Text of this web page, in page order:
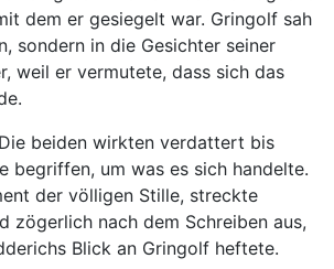
dem er gesiegelt war. Gringolf sah
sondern in die Gesichter seiner
weil er vermutete, dass sich das
beiden wirkten verdattert bis
begriffen, um was es sich handelte.
der völligen Stille, streckte
zögerlich nach dem Schreiben aus,
Blick an Gringolf heftete.